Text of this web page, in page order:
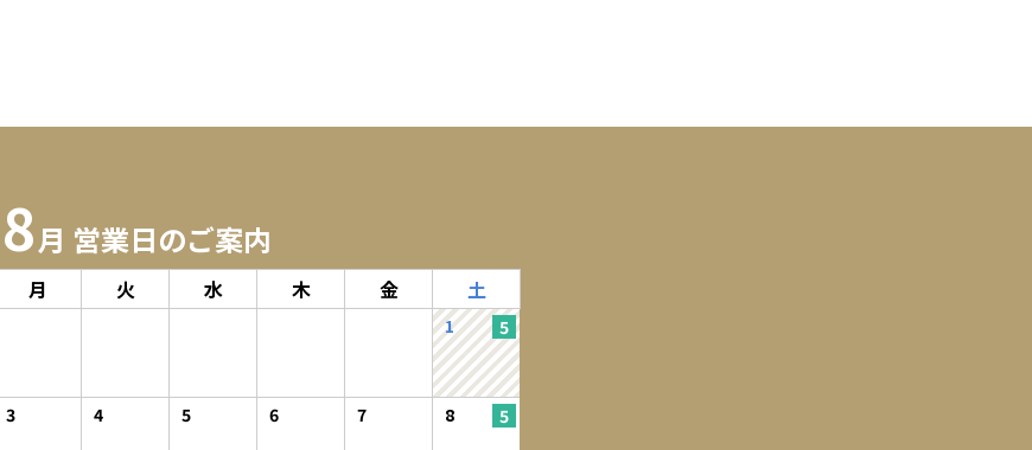
8月 営業日のご案内
月 火 水 木 金 土
1
3 4 5 6 7 8